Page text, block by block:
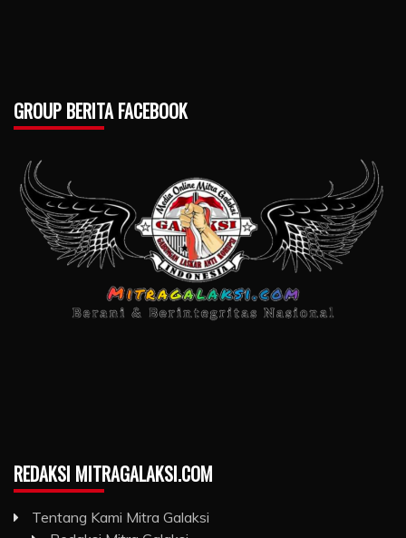
GROUP BERITA FACEBOOK
REDAKSI MITRAGALAKSI.COM
Tentang Kami Mitra Galaksi